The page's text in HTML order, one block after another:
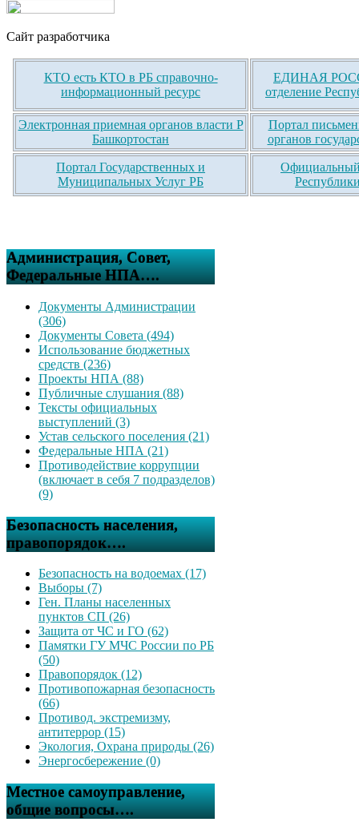
Сайт разработчика
КТО есть КТО в РБ справочно-
информационный ресурс
ЕДИНАЯ
отделение
Электронная приемная органов власти Р
Башкортостан
Портал
органов
Портал Государственных и
Муниципальных Услуг РБ
Официальный
Администрация, Совет,
Федеральные НПА….
Документы Администрации
(306)
Документы Совета (494)
Использование бюджетных
средств (236)
Проекты НПА (88)
Публичные слушания (88)
Тексты официальных
выступлений (3)
Устав сельского поселения (21)
Федеральные НПА (21)
Противодействие коррупции
(включает в себя 7 подразделов)
(9)
Безопасность населения,
правопорядок….
Безопасность на водоемах (17)
Выборы (7)
Ген. Планы населенных
пунктов СП (26)
Защита от ЧС и ГО (62)
Памятки ГУ МЧС России по РБ
(50)
Правопорядок (12)
Противопожарная безопасность
(66)
Противод. экстремизму,
антитеррор (15)
Экология, Охрана природы (26)
Энергосбережение (0)
Местное самоуправление,
общие вопросы….